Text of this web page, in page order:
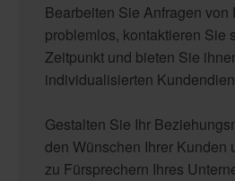
Bearbeiten Sie Anfragen von
problemlos, kontaktieren Sie
Zeitpunkt und bieten Sie
individualisierten
Gestalten Sie Ihr
den Wünschen Ihrer Kunden
zu Fürsprechern Ihres